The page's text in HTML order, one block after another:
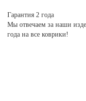
Гарантия 2 года
Мы отвечаем за наши
года на все коврики!